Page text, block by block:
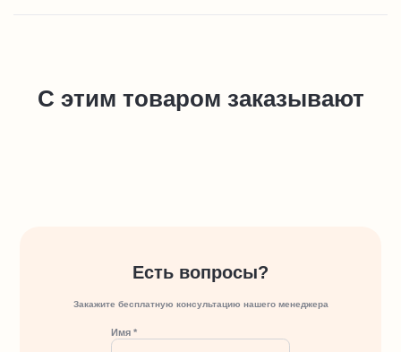
С этим товаром заказывают
Есть вопросы?
Закажите бесплатную консультацию нашего менеджера
Имя *